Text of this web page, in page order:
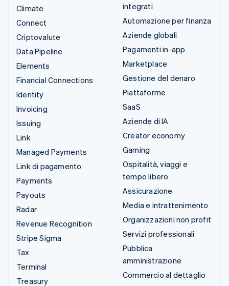
Climate
Connect
Criptovalute
Data Pipeline
Elements
Financial Connections
Identity
Invoicing
Issuing
Link
Managed Payments
Link di pagamento
Payments
Payouts
Radar
Revenue Recognition
Stripe Sigma
Tax
Terminal
Treasury
integrati
Automazione per finanza
Aziende globali
Pagamenti in-app
Marketplace
Gestione del denaro
Piattaforme
SaaS
Aziende di IA
Creator economy
Gaming
Ospitalità, viaggi e
tempo libero
Assicurazione
Media e intrattenimento
Organizzazioni non profit
Servizi professionali
Pubblica
amministrazione
Commercio al dettaglio